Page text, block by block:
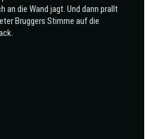
an die Wand jagt. Und dann prallt
Bruggers Stimme auf die